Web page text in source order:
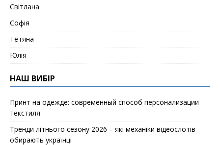
Світлана
Софія
Тетяна
Юлія
НАШ ВИБІР
Принт на одежде: современный способ персонализации
текстиля
Тренди літнього сезону 2026 – які механіки відеослотів
обирають українці